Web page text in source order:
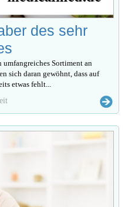
des sehr
umfangreiches Sortiment an
sich daran gewöhnt, dass auf
etwas fehlt...